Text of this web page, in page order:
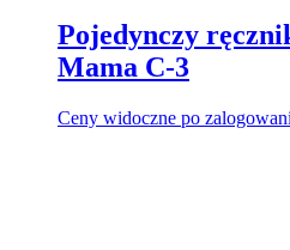
Pojedynczy
Mama C-3
Ceny widoczne po